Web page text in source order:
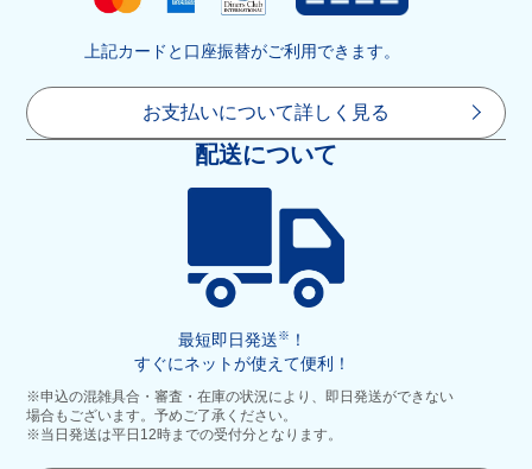
上記カードと口座振替がご利用できます。
お支払いについて詳しく見る
配送について
最短即日発送※
！
すぐにネットが使えて便利！
※申込の混雑具合・審査・在庫の状況により、即日発送ができない
場合もございます。予めご了承ください。
※当日発送は平日12時までの受付分となります。